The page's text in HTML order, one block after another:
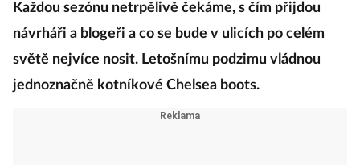
Každou sezónu netrpělivě čekáme, s čím přijdou
návrháři a blogeři a co se bude v ulicích po celém
světě nejvíce nosit. Letošnímu podzimu vládnou
jednoznačně kotníkové Chelsea boots.